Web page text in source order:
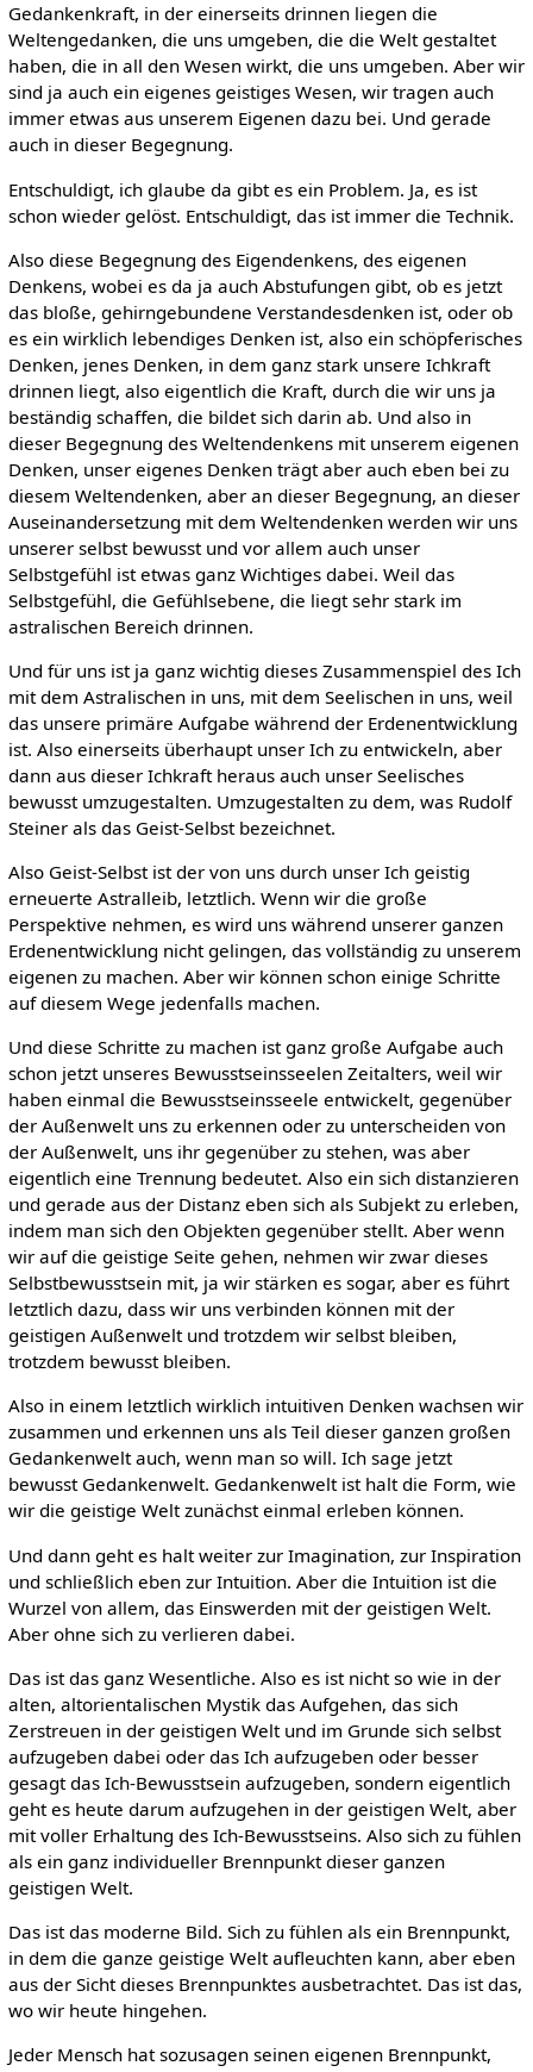
Gedankenkraft, in der einerseits drinnen liegen die
Weltengedanken, die uns umgeben, die die Welt gestaltet
haben, die in all den Wesen wirkt, die uns umgeben. Aber wir
sind ja auch ein eigenes geistiges Wesen, wir tragen auch
immer etwas aus unserem Eigenen dazu bei. Und gerade
auch in dieser Begegnung.
Entschuldigt, ich glaube da gibt es ein Problem. Ja, es ist
schon wieder gelöst. Entschuldigt, das ist immer die Technik.
Also diese Begegnung des Eigendenkens, des eigenen
Denkens, wobei es da ja auch Abstufungen gibt, ob es jetzt
das bloße, gehirngebundene Verstandesdenken ist, oder ob
es ein wirklich lebendiges Denken ist, also ein schöpferisches
Denken, jenes Denken, in dem ganz stark unsere Ichkraft
drinnen liegt, also eigentlich die Kraft, durch die wir uns ja
beständig schaffen, die bildet sich darin ab. Und also in
dieser Begegnung des Weltendenkens mit unserem eigenen
Denken, unser eigenes Denken trägt aber auch eben bei zu
diesem Weltendenken, aber an dieser Begegnung, an dieser
Auseinandersetzung mit dem Weltendenken werden wir uns
unserer selbst bewusst und vor allem auch unser
Selbstgefühl ist etwas ganz Wichtiges dabei. Weil das
Selbstgefühl, die Gefühlsebene, die liegt sehr stark im
astralischen Bereich drinnen.
Und für uns ist ja ganz wichtig dieses Zusammenspiel des Ich
mit dem Astralischen in uns, mit dem Seelischen in uns, weil
das unsere primäre Aufgabe während der Erdenentwicklung
ist. Also einerseits überhaupt unser Ich zu entwickeln, aber
dann aus dieser Ichkraft heraus auch unser Seelisches
bewusst umzugestalten. Umzugestalten zu dem, was Rudolf
Steiner als das Geist-Selbst bezeichnet.
Also Geist-Selbst ist der von uns durch unser Ich geistig
erneuerte Astralleib, letztlich. Wenn wir die große
Perspektive nehmen, es wird uns während unserer ganzen
Erdenentwicklung nicht gelingen, das vollständig zu unserem
eigenen zu machen. Aber wir können schon einige Schritte
auf diesem Wege jedenfalls machen.
Und diese Schritte zu machen ist ganz große Aufgabe auch
schon jetzt unseres Bewusstseinsseelen Zeitalters, weil wir
haben einmal die Bewusstseinsseele entwickelt, gegenüber
der Außenwelt uns zu erkennen oder zu unterscheiden von
der Außenwelt, uns ihr gegenüber zu stehen, was aber
eigentlich eine Trennung bedeutet. Also ein sich distanzieren
und gerade aus der Distanz eben sich als Subjekt zu erleben,
indem man sich den Objekten gegenüber stellt. Aber wenn
wir auf die geistige Seite gehen, nehmen wir zwar dieses
Selbstbewusstsein mit, ja wir stärken es sogar, aber es führt
letztlich dazu, dass wir uns verbinden können mit der
geistigen Außenwelt und trotzdem wir selbst bleiben,
trotzdem bewusst bleiben.
Also in einem letztlich wirklich intuitiven Denken wachsen wir
zusammen und erkennen uns als Teil dieser ganzen großen
Gedankenwelt auch, wenn man so will. Ich sage jetzt
bewusst Gedankenwelt. Gedankenwelt ist halt die Form, wie
wir die geistige Welt zunächst einmal erleben können.
Und dann geht es halt weiter zur Imagination, zur Inspiration
und schließlich eben zur Intuition. Aber die Intuition ist die
Wurzel von allem, das Einswerden mit der geistigen Welt.
Aber ohne sich zu verlieren dabei.
Das ist das ganz Wesentliche. Also es ist nicht so wie in der
alten, altorientalischen Mystik das Aufgehen, das sich
Zerstreuen in der geistigen Welt und im Grunde sich selbst
aufzugeben dabei oder das Ich aufzugeben oder besser
gesagt das Ich-Bewusstsein aufzugeben, sondern eigentlich
geht es heute darum aufzugehen in der geistigen Welt, aber
mit voller Erhaltung des Ich-Bewusstseins. Also sich zu fühlen
als ein ganz individueller Brennpunkt dieser ganzen
geistigen Welt.
Das ist das moderne Bild. Sich zu fühlen als ein Brennpunkt,
in dem die ganze geistige Welt aufleuchten kann, aber eben
aus der Sicht dieses Brennpunktes ausbetrachtet. Das ist das,
wo wir heute hingehen.
Jeder Mensch hat sozusagen seinen eigenen Brennpunkt,